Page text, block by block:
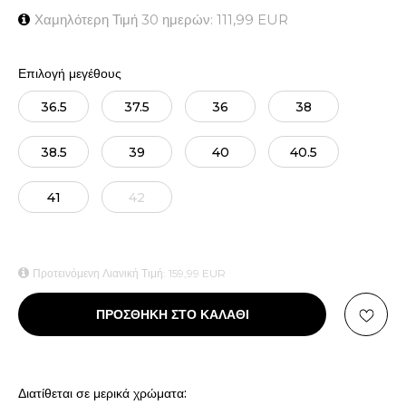
Χαμηλότερη Τιμή 30 ημερών: 111,99 EUR
Επιλογή μεγέθους
36.5 37.5 36 38
38.5 39 40 40.5
41 42
Προτεινόμενη Λιανική Τιμή: 159,99 EUR
ΠΡΟΣΘΗΚΗ ΣΤΟ ΚΑΛΑΘΙ
Διατίθεται σε μερικά χρώματα: